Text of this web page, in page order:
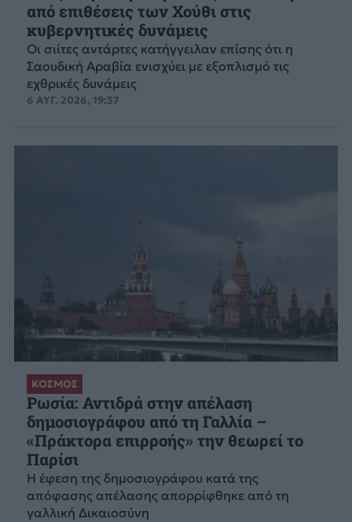
από επιθέσεις των Χούθι στις
κυβερνητικές δυνάμεις
Οι σιίτες αντάρτες κατήγγειλαν επίσης ότι η
Σαουδική Αραβία ενισχύει με εξοπλισμό τις
εχθρικές δυνάμεις
6 ΑΥΓ. 2026, 19:37
ΚΟΣΜΟΣ
Ρωσία: Αντιδρά στην απέλαση
δημοσιογράφου από τη Γαλλία –
«Πράκτορα επιρροής» την θεωρεί το
Παρίσι
Η έφεση της δημοσιογράφου κατά της
απόφασης απέλασης απορρίφθηκε από τη
γαλλική Δικαιοσύνη